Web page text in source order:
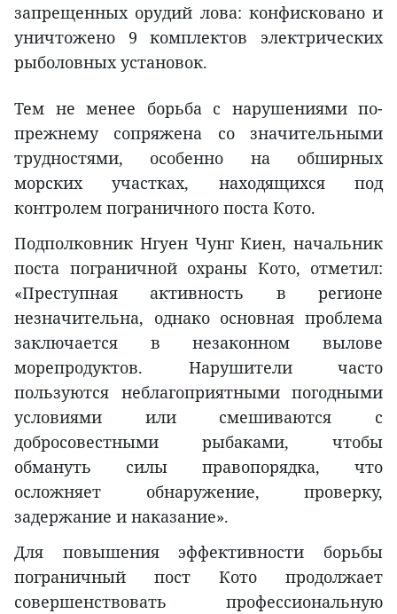
запрещенных орудий лова: конфисковано и
уничтожено 9 комплектов электрических
рыболовных установок.
Тем не менее борьба с нарушениями по-
прежнему сопряжена со значительными
трудностями, особенно на обширных
морских участках, находящихся под
контролем пограничного поста Кото.
Подполковник Нгуен Чунг Киен, начальник
поста пограничной охраны Кото, отметил:
«Преступная активность в регионе
незначительна, однако основная проблема
заключается в незаконном вылове
морепродуктов. Нарушители часто
пользуются неблагоприятными погодными
условиями или смешиваются с
добросовестными рыбаками, чтобы
обмануть силы правопорядка, что
осложняет обнаружение, проверку,
задержание и наказание».
Для повышения эффективности борьбы
пограничный пост Кото продолжает
совершенствовать профессиональную